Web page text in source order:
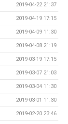
2019-04-22 21:37
2019-04-19 17:15
2019-04-09 11:30
2019-04-08 21:19
2019-03-19 17:15
2019-03-07 21:03
2019-03-04 11:30
2019-03-01 11:30
2019-02-20 23:46